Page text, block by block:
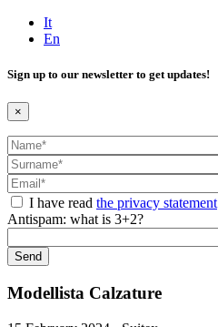
It
En
Sign up to our newsletter to get updates!
×
I have read the privacy statement
Antispam: what is 3+2?
Modellista Calzature